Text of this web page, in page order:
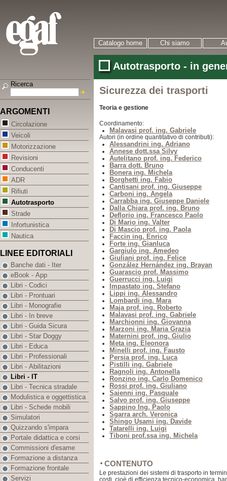
Catalogo home Chi siamo
Autotrasporto - in
Sicurezza dei trasporti
Teoria e gestione
Coordinamento:
Malavasi prof. ing. Gabriele
Autori (in ordine quantitativo di contributi):
Alessandrini ing. Adriano
Annese dott.ssa Silvy
Autelitano prof. ing. Federico
Barra dott. Bruno
Bonera ing. Michela
Borghetti ing. Fabio
Cantisani prof. ing. Giuseppe
Carboni ing. Angela
Carrabba ing. Giuseppe Daniele
Dalla Chiara prof. ing. Bruno
Deflorio ing. Francesco Paolo
Di Mario ing. Valter
Di Mascio prof. ing. Paola
Faccin ing. Enrico
Forte ing. Gianluca
Gargiulo ing. Amedeo
Giuliani prof. ing. Felice
González Hernández ing. Brayan
Guarascio prof. Massimo
Guerrucci ing. Luigi
Impastato ing. Stefano
Lippi ing. Alessandro
Lombardi ing. Mara
Maja prof. ing. Roberto
Malavasi prof. ing. Gabriele
Marchionni ing. Giovanna
Marzoni ing. Maria Grazia
Maternini prof. ing. Giulio
Meta ing. Eleonora
Minelli prof. ing. Fausto
Persia prof. ing. Luca
Pistilli ing. Gabriele
Ragnoli ing. Antonella
Ronzino ing. Carlo Domenico
Rossi prof. ing. Giuliano
Saienni ing. Pasquale
Salvo prof. ing. Giuseppe
Sappino Ing. Paolo
Sgarra arch. Veronica
Shingo Usami ing. Davide
Tatarelli ing. Luigi
Tiboni prof.ssa ing. Michela
CONTENUTO
Le prestazioni dei sistemi di trasporto in
costi, cioè di efficienza tecnico-economica,
Ricerca
ARGOMENTI
Circolazione
Veicoli
Motorizzazione
Revisioni
Conducenti
ADR
Rifiuti
Autotrasporto
Strade
Infortunistica
Nautica
LINEE EDITORIALI
Banche dati - Iter
eBook - App
Libri - Codici
Libri - Prontuari
Libri - Monografie
Libri - In breve
Libri - Guida Sicura
Libri - Star Doggy
Libri - Educa
Libri - Professionali
Libri - Abilitazioni
Libri - IT
Libri - Tecnica stradale
Modulistica e oggettistica
Libri - Schede mobili
Simulatori
Quizzando s'impara
Portale didattica e corsi
Commissioni d'esame
Formazione a distanza
Formazione frontale
Servizi